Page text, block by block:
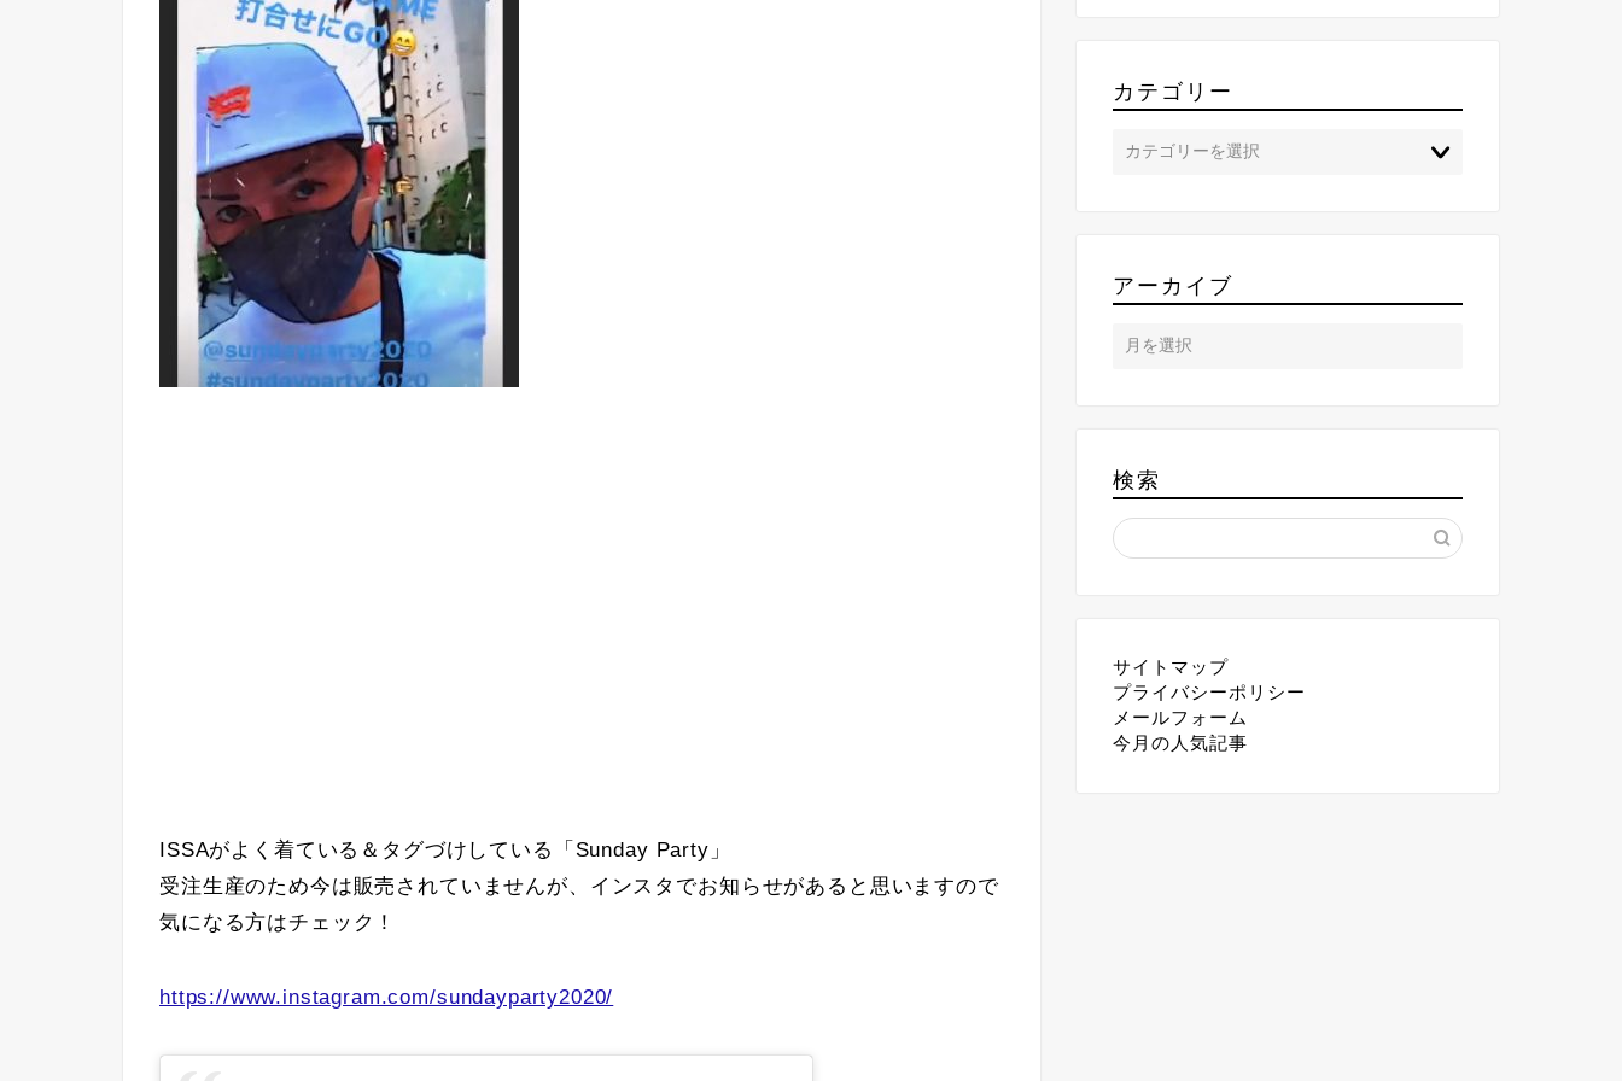
ISSAがよく着ている＆タグづけしている「Sunday Party」
受注生産のため今は販売されていませんが、インスタでお知らせがあると思いますので
気になる方はチェック！
https://www.instagram.com/sundayparty2020/
カテゴリー
アーカイブ
検索
サイトマップ
プライバシーポリシー
メールフォーム
今月の人気記事